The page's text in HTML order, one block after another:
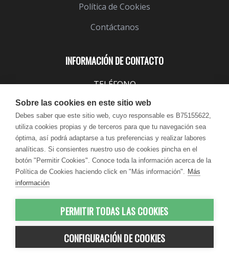
INFORMACIÓN DE CONTACTO
TELÉFONO
EMAIL
info@lindavita.com
HORARIO
Lun - Jue / 9:00 - 18:30
Vie / 9:00 - 17:30
Política de Cookies
Contáctanos
© 2012-2026 LindaVita - Todos los
derechos reservados
Sobre las cookies en este sitio web
Debes saber que este sitio web, cuyo responsable es B75155622,
utiliza cookies propias y de terceros para que tu navegación sea
óptima, así podrá adaptarse a tus preferencias y realizar labores
analíticas. Si consientes nuestro uso de cookies pincha en el
botón "Permitir Cookies". Conoce toda la información acerca de la
Política de Cookies haciendo click en "Más información". Más
información
PERMITIR TODAS LAS COOKIES
CONFIGURACIÓN DE COOKIES